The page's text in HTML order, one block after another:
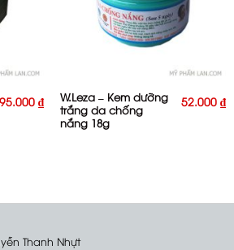
95.000₫
W.Leza – Kem dưỡng
trắng da chống
nắng 18g
52.000₫
Thanh Nhựt